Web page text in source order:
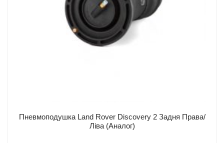
Пневмоподушка Land Rover Discovery 2 Задня Права/
Ліва (Аналог)
Доставка та оплата
Інжиніринг
Легкові авто
Вантажні авто
Про нас